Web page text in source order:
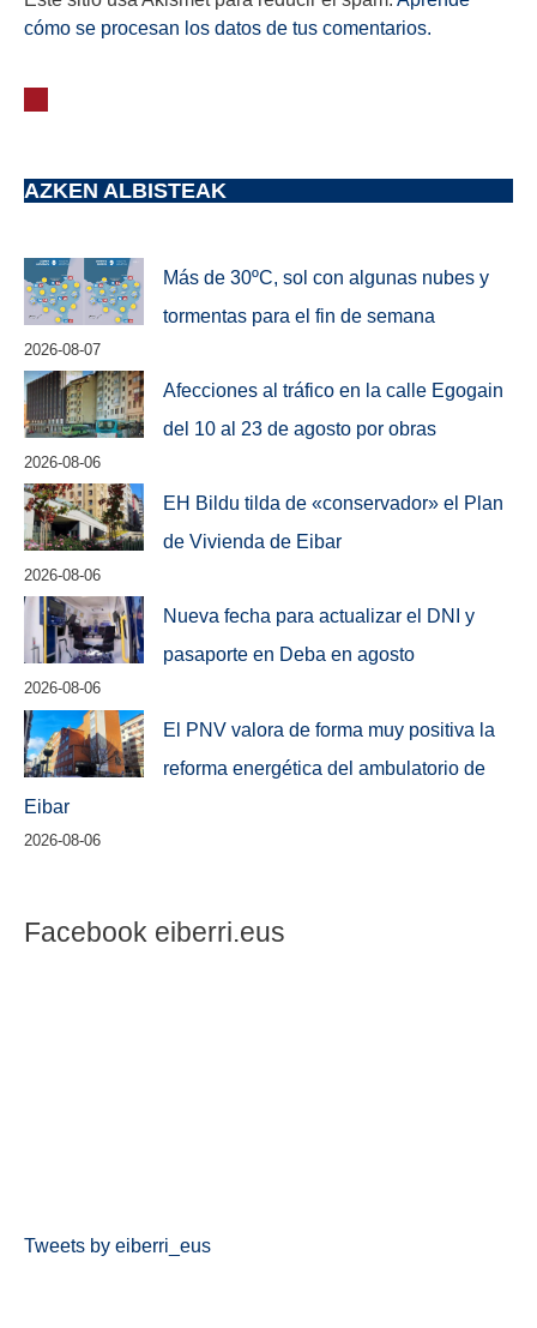
cómo se procesan los datos de tus comentarios.
AZKEN ALBISTEAK
Más de 30ºC, sol con algunas nubes y
tormentas para el fin de semana
2026-08-07
Afecciones al tráfico en la calle Egogain
del 10 al 23 de agosto por obras
2026-08-06
EH Bildu tilda de «conservador» el Plan
de Vivienda de Eibar
2026-08-06
Nueva fecha para actualizar el DNI y
pasaporte en Deba en agosto
2026-08-06
El PNV valora de forma muy positiva la
reforma energética del ambulatorio de
Eibar
2026-08-06
Facebook eiberri.eus
Tweets by eiberri_eus